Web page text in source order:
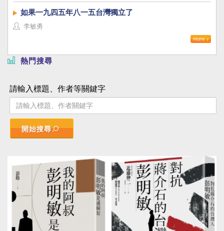
如果一九四五年八一五台灣獨立了
李敏勇
熱門搜尋
請輸入標題、作者等關鍵字
開始搜尋